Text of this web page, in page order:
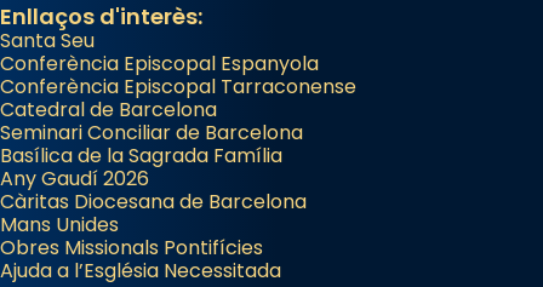
Enllaços d'interès:
Santa Seu
Conferència Episcopal Espanyola
Conferència Episcopal Tarraconense
Catedral de Barcelona
Seminari Conciliar de Barcelona
Basílica de la Sagrada Família
Any Gaudí 2026
Càritas Diocesana de Barcelona
Mans Unides
Obres Missionals Pontifícies
Ajuda a l’Església Necessitada